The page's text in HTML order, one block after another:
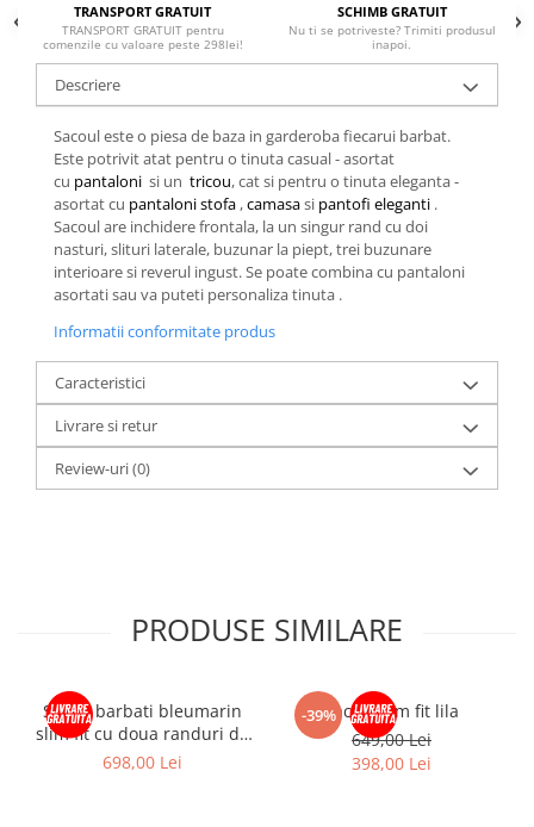
TRANSPORT GRATUIT
TRANSPORT GRATUIT pentru
comenzile cu valoare peste 298lei!
SCHIMB GRATUIT
Nu ti se potriveste? Trimiti produsul
inapoi.
Descriere
Sacoul este o piesa de baza in garderoba fiecarui barbat.
Este potrivit atat pentru o tinuta casual - asortat
cu pantaloni si un tricou, cat si pentru o tinuta eleganta -
asortat cu pantaloni stofa ,camasasi pantofi eleganti .
Sacoul are inchidere frontala, la un singur rand cu doi
nasturi, slituri laterale, buzunar la piept, trei buzunare
interioare si reverul ingust. Se poate combina cu pantaloni
asortati sau va puteti personaliza tinuta .
Informatii conformitate produs
Caracteristici
Livrare si retur
Review-uri(0)
PRODUSE SIMILARE
Sacou barbati bleumarin
slim fit cu doua randuri de
nasturi
698,00 Lei
-39%Sacou slim fit lila
649,00 Lei
398,00 Lei